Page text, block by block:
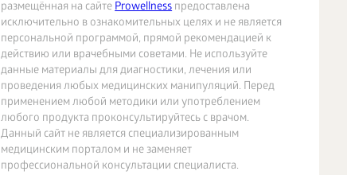
размещённая на сайтеProwellnessпредоставлена
исключительно в ознакомительных целях и не является
персональной программой, прямой рекомендацией к
действию или врачебными советами. Не используйте
данные материалы для диагностики, лечения или
проведения любых медицинских манипуляций. Перед
применением любой методики или употреблением
любого продукта проконсультируйтесь с врачом.
Данный сайт не является специализированным
медицинским порталом и не заменяет
профессиональной консультации специалиста.